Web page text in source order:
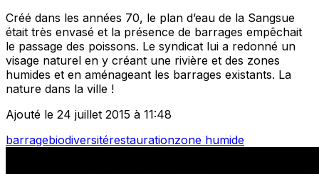
Créé dans les années 70, le plan d’eau de la Sangsue
était très envasé et la présence de barrages empêchait
le passage des poissons. Le syndicat lui a redonné un
visage naturel en y créant une rivière et des zones
humides et en aménageant les barrages existants. La
nature dans la ville !
Ajouté le 24 juillet 2015 à 11:48
barragebiodiversitérestaurationzone humide